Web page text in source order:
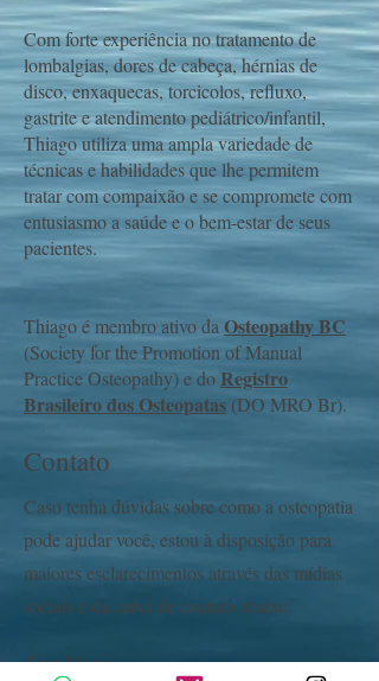
Com forte experiência no tratamento de
lombalgias, dores de cabeça, hérnias de
disco, enxaquecas, torcicolos, refluxo,
gastrite e atendimento pediátrico/infantil,
Thiago utiliza uma ampla variedade de
técnicas e habilidades que lhe permitem
tratar com compaixão e se compromete com
entusiasmo a saúde e o bem-estar de seus
pacientes.
Thiago é membro ativo da Osteopathy BC
(Society for the Promotion of Manual
Practice Osteopathy) e doRegistro
Brasileiro dos Osteopatas (DO MRO Br).
Contato
Caso tenha dúvidas sobre como a osteopatia
pode ajudar você, estou à disposição para
maiores esclarecimentos através das mídias
sociais e da caixa de contato abaixo.
First Name